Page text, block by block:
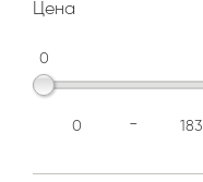
Цена
0
-